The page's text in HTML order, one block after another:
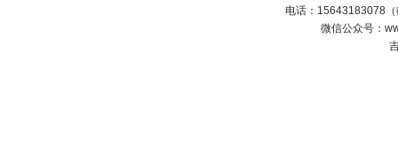
电话：15643183078
微信公众号：